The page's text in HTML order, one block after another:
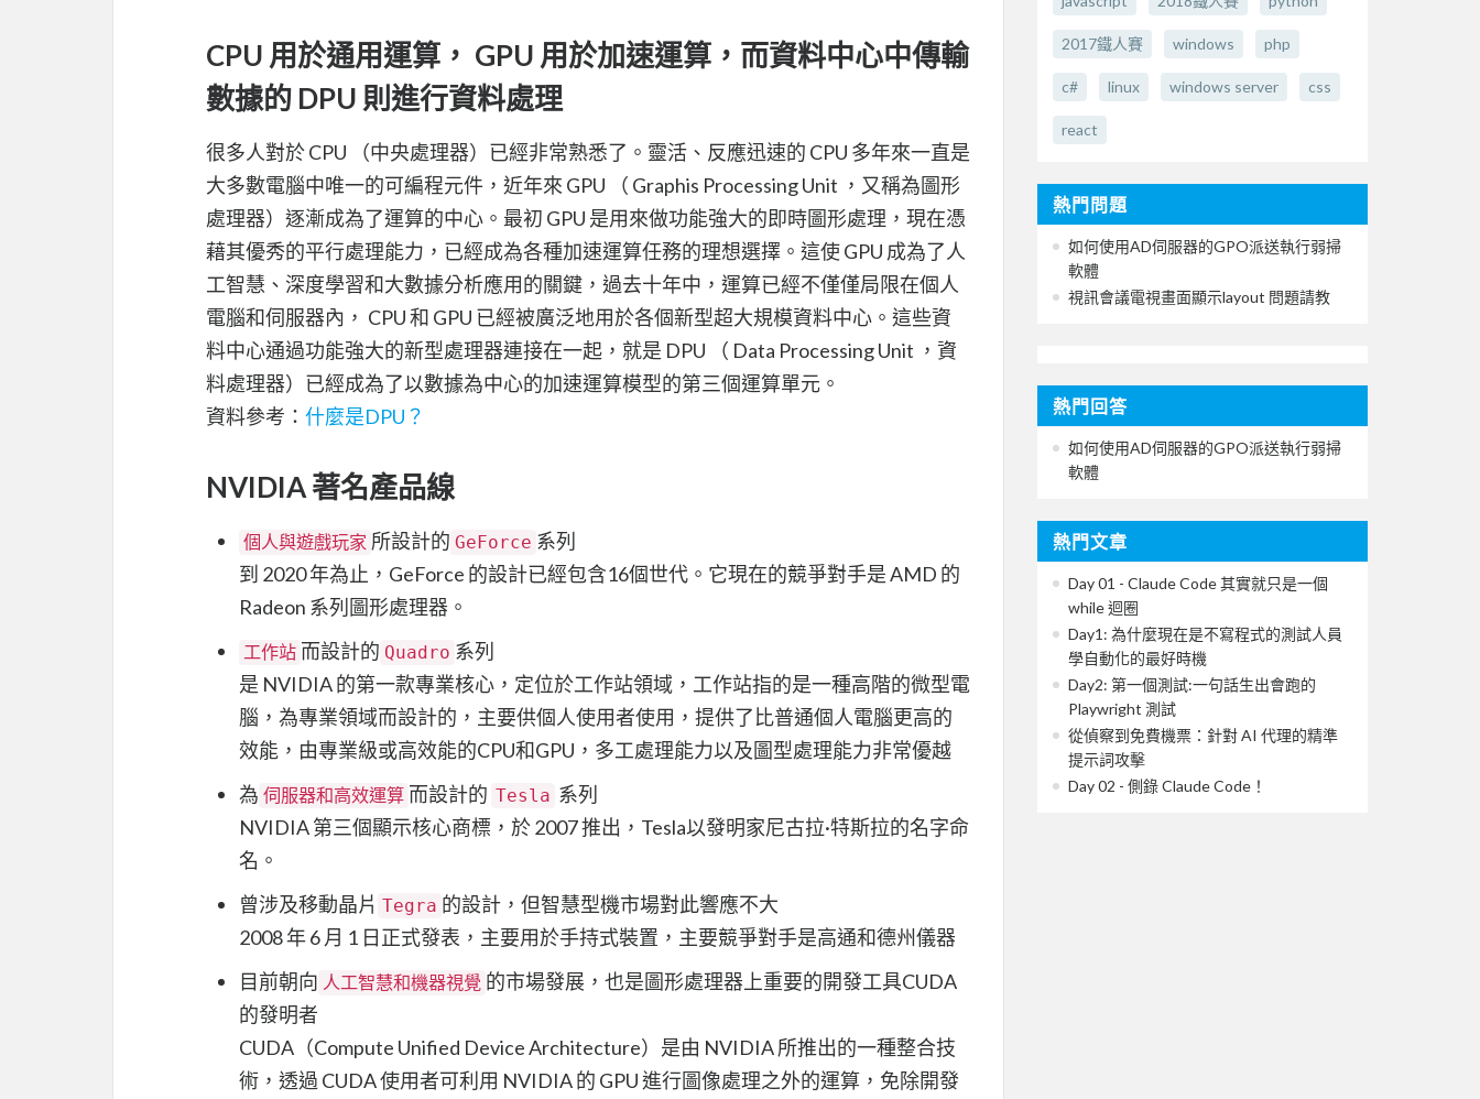
CPU 用於通用運算， GPU 用於加速運算，而資料中心中傳輸
數據的 DPU 則進行資料處理
很多人對於 CPU （中央處理器）已經非常熟悉了。靈活、反應迅速的 CPU 多年來一直是
大多數電腦中唯一的可編程元件，近年來 GPU （ Graphis Processing Unit ，又稱為圖形
處理器）逐漸成為了運算的中心。最初 GPU 是用來做功能強大的即時圖形處理，現在憑
藉其優秀的平行處理能力，已經成為各種加速運算任務的理想選擇。這使 GPU 成為了人
工智慧、深度學習和大數據分析應用的關鍵，過去十年中，運算已經不僅僅局限在個人
電腦和伺服器內， CPU 和 GPU 已經被廣泛地用於各個新型超大規模資料中心。這些資
料中心通過功能強大的新型處理器連接在一起，就是 DPU （ Data Processing Unit ，資
料處理器）已經成為了以數據為中心的加速運算模型的第三個運算單元。
資料參考： 什麼是DPU？
NVIDIA 著名產品線
個人與遊戲玩家 所設計的 GeForce 系列
到 2020 年為止，GeForce 的設計已經包含16個世代。它現在的競爭對手是 AMD 的
Radeon 系列圖形處理器。
工作站 而設計的 Quadro 系列
是 NVIDIA 的第一款專業核心，定位於工作站領域，工作站指的是一種高階的微型電
腦，為專業領域而設計的，主要供個人使用者使用，提供了比普通個人電腦更高的
效能，由專業級或高效能的CPU和GPU，多工處理能力以及圖型處理能力非常優越
為 伺服器和高效運算 而設計的 Tesla 系列
NVIDIA 第三個顯示核心商標，於 2007 推出，Tesla以發明家尼古拉·特斯拉的名字命
名。
曾涉及移動晶片 Tegra 的設計，但智慧型機市場對此響應不大
2008 年 6 月 1 日正式發表，主要用於手持式裝置，主要競爭對手是高通和德州儀器
目前朝向 人工智慧和機器視覺 的市場發展，也是圖形處理器上重要的開發工具CUDA
的發明者
CUDA（Compute Unified Device Architecture）是由 NVIDIA 所推出的一種整合技
術，透過 CUDA 使用者可利用 NVIDIA 的 GPU 進行圖像處理之外的運算，免除開發
2017鐵人賽 windows php
c# linux windows server css
react
熱門問題
如何使用AD伺服器的GPO派送執行弱掃
軟體
視訊會議電視畫面顯示layout 問題請教
熱門回答
如何使用AD伺服器的GPO派送執行弱掃
軟體
熱門文章
Day 01 - Claude Code 其實就只是一個
while 迴圈
Day1: 為什麼現在是不寫程式的測試人員
學自動化的最好時機
Day2: 第一個測試:一句話生出會跑的
Playwright 測試
從偵察到免費機票：針對 AI 代理的精準
提示詞攻擊
Day 02 - 側錄 Claude Code！